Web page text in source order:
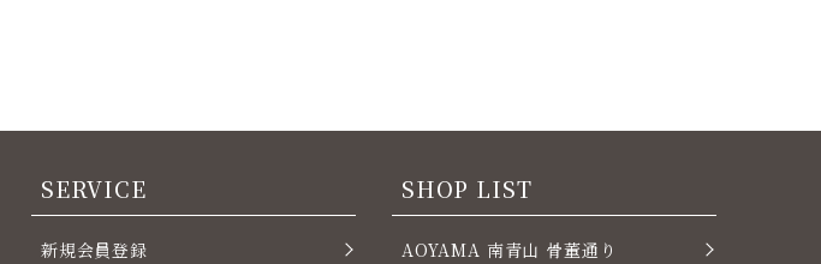
SERVICE
新規会員登録
SHOP LIST
AOYAMA 南青山 骨董通り